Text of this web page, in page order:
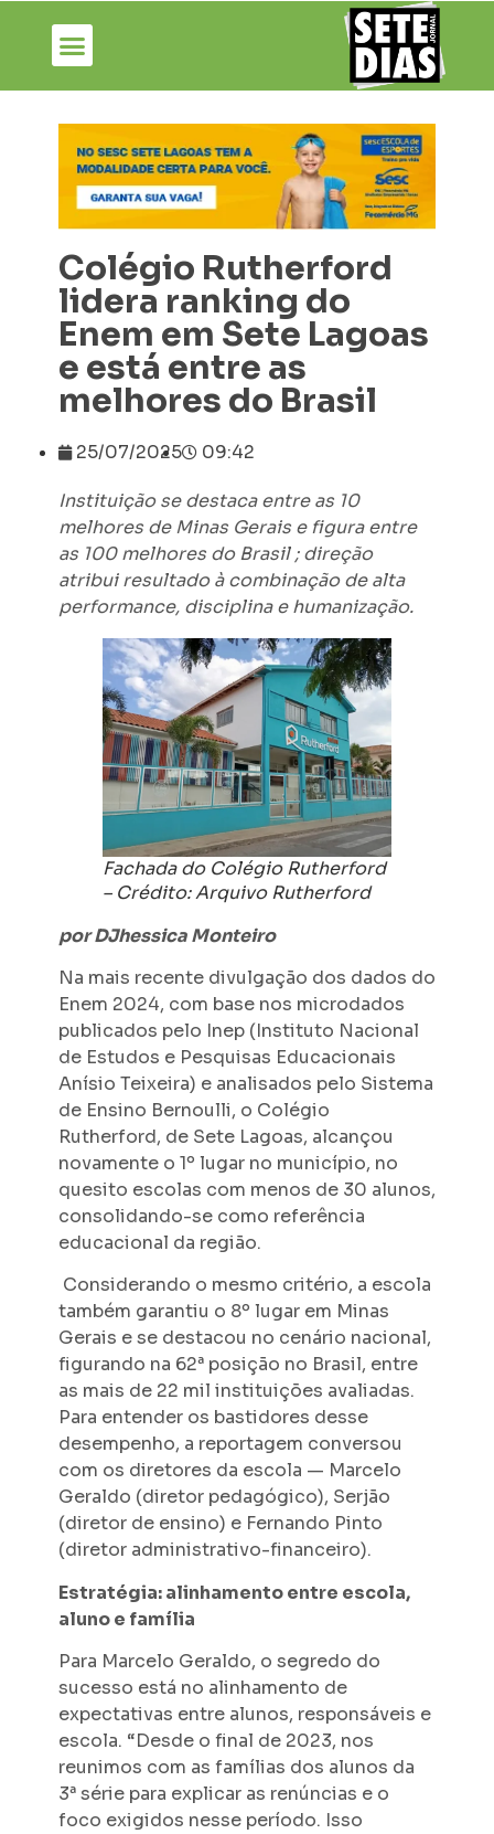
Colégio Rutherford
lidera ranking do
Enem em Sete Lagoas
e está entre as
melhores do Brasil
25/07/2025 09:42
Instituição se destaca entre as 10
melhores de Minas Gerais e figura entre
as 100 melhores do Brasil ; direção
atribui resultado à combinação de alta
performance, disciplina e humanização.
Fachada do Colégio Rutherford
– Crédito: Arquivo Rutherford
por DJhessica Monteiro
Na mais recente divulgação dos dados do
Enem 2024, com base nos microdados
publicados pelo Inep (Instituto Nacional
de Estudos e Pesquisas Educacionais
Anísio Teixeira) e analisados pelo Sistema
de Ensino Bernoulli, o Colégio
Rutherford, de Sete Lagoas, alcançou
novamente o 1º lugar no município, no
quesito escolas com menos de 30 alunos,
consolidando-se como referência
educacional da região.
Considerando o mesmo critério, a escola
também garantiu o 8º lugar em Minas
Gerais e se destacou no cenário nacional,
figurando na 62ª posição no Brasil, entre
as mais de 22 mil instituições avaliadas.
Para entender os bastidores desse
desempenho, a reportagem conversou
com os diretores da escola — Marcelo
Geraldo (diretor pedagógico), Serjão
(diretor de ensino) e Fernando Pinto
(diretor administrativo-financeiro).
Estratégia: alinhamento entre escola,
aluno e família
Para Marcelo Geraldo, o segredo do
sucesso está no alinhamento de
expectativas entre alunos, responsáveis e
escola. “Desde o final de 2023, nos
reunimos com as famílias dos alunos da
3ª série para explicar as renúncias e o
foco exigidos nesse período. Isso